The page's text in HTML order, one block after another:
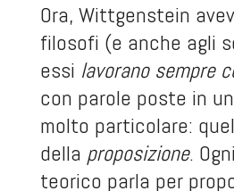
Ora, Wittgenstein
filosofi (e anche agli
essi lavorano sempre
con parole poste in
molto particolare:
della proposizione.
teorico parla per